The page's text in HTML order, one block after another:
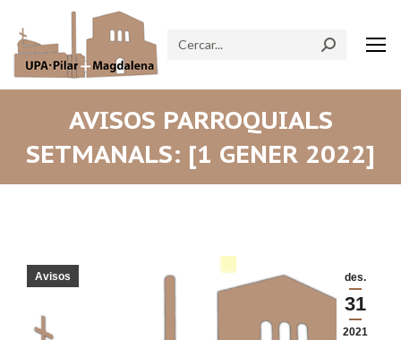
Search:
AVISOS PARROQUIALS
SETMANALS: [1 GENER 2022]
des.
31
2021
Avisos